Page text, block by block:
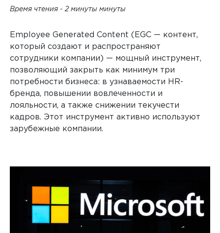
Время чтения - 2 минуты минуты
Employee Generated Content (EGC — контент,
который создают и распространяют
сотрудники компании) — мощный инструмент,
позволяющий закрыть как минимум три
потребности бизнеса: в узнаваемости HR-
бренда, повышении вовлеченности и
лояльности, а также снижении текучести
кадров. Этот инструмент активно используют
зарубежные компании.